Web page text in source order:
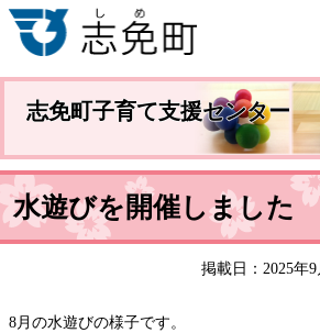
志免町子育て支援センター
水遊びを開催しました
掲載日：2025年9
8月の水遊びの様子です。